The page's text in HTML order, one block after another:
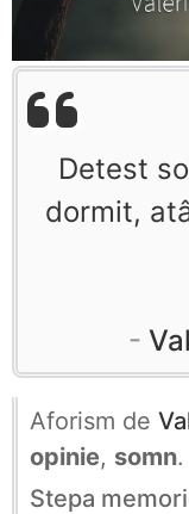
Detest
dormit,
Aforism de
opinie, somn.
Stepa